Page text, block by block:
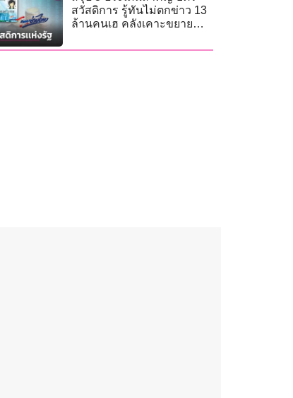
สวัสดิการ รู้ทันไม่ตกข่าว 13
ล้านคนเฮ คลังเคาะขยาย